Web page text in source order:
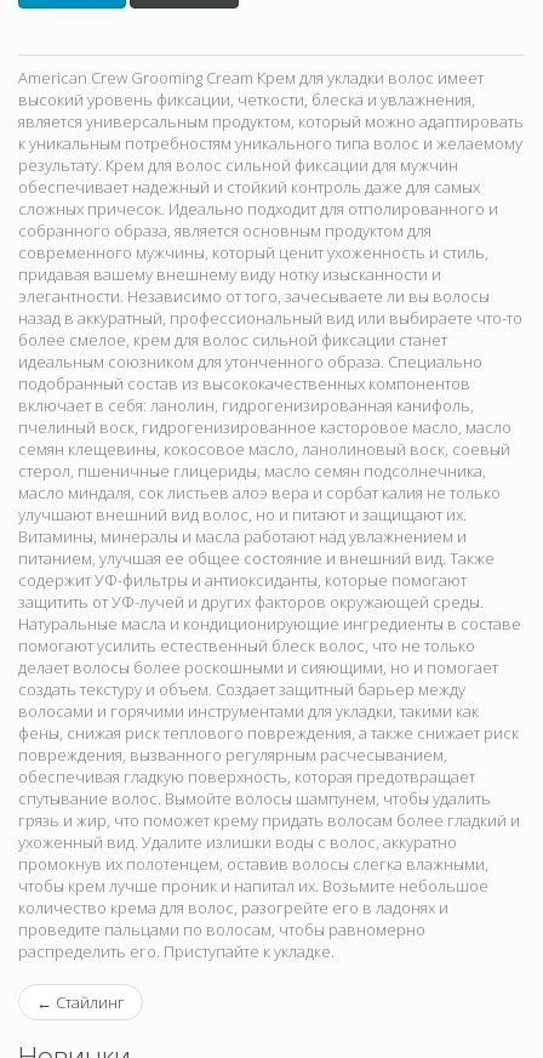
American Crew Grooming Cream Крем для укладки волос имеет
высокий уровень фиксации, четкости, блеска и увлажнения,
является универсальным продуктом, который можно адаптировать
к уникальным потребностям уникального типа волос и желаемому
результату. Крем для волос сильной фиксации для мужчин
обеспечивает надежный и стойкий контроль даже для самых
сложных причесок. Идеально подходит для отполированного и
собранного образа, является основным продуктом для
современного мужчины, который ценит ухоженность и стиль,
придавая вашему внешнему виду нотку изысканности и
элегантности. Независимо от того, зачесываете ли вы волосы
назад в аккуратный, профессиональный вид или выбираете что-то
более смелое, крем для волос сильной фиксации станет
идеальным союзником для утонченного образа. Специально
подобранный состав из высококачественных компонентов
включает в себя: ланолин, гидрогенизированная канифоль,
пчелиный воск, гидрогенизированное касторовое масло, масло
семян клещевины, кокосовое масло, ланолиновый воск, соевый
стерол, пшеничные глицериды, масло семян подсолнечника,
масло миндаля, сок листьев алоэ вера и сорбат калия не только
улучшают внешний вид волос, но и питают и защищают их.
Витамины, минералы и масла работают над увлажнением и
питанием, улучшая ее общее состояние и внешний вид. Также
содержит УФ-фильтры и антиоксиданты, которые помогают
защитить от УФ-лучей и других факторов окружающей среды.
Натуральные масла и кондиционирующие ингредиенты в составе
помогают усилить естественный блеск волос, что не только
делает волосы более роскошными и сияющими, но и помогает
создать текстуру и объем. Создает защитный барьер между
волосами и горячими инструментами для укладки, такими как
фены, снижая риск теплового повреждения, а также снижает риск
повреждения, вызванного регулярным расчесыванием,
обеспечивая гладкую поверхность, которая предотвращает
спутывание волос. Вымойте волосы шампунем, чтобы удалить
грязь и жир, что поможет крему придать волосам более гладкий и
ухоженный вид. Удалите излишки воды с волос, аккуратно
промокнув их полотенцем, оставив волосы слегка влажными,
чтобы крем лучше проник и напитал их. Возьмите небольшое
количество крема для волос, разогрейте его в ладонях и
проведите пальцами по волосам, чтобы равномерно
распределить его. Приступайте к укладке.
← Стайлинг